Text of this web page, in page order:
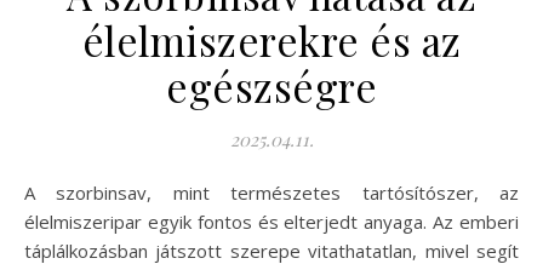
élelmiszerekre és az
egészségre
2025.04.11.
A szorbinsav, mint természetes tartósítószer, az
élelmiszeripar egyik fontos és elterjedt anyaga. Az emberi
táplálkozásban játszott szerepe vitathatatlan, mivel segít